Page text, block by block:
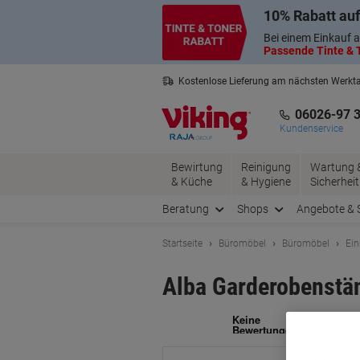
10% Rabatt
Bei einem Einkauf
Passende Tinte &
Kostenlose Lieferung am nächsten
06026-97
Kundenservice
Bewirtung
& Küche
Reinigung
& Hygiene
Wartung
Sicherheit
Beratung Shops Angebote &
Startseite Büromöbel Büromöbel
Alba